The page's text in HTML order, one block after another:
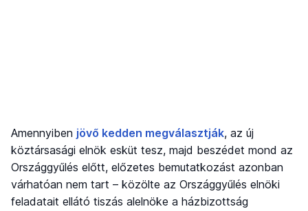
Amennyiben jövő kedden megválasztják, az új
köztársasági elnök esküt tesz, majd beszédet mond az
Országgyűlés előtt, előzetes bemutatkozást azonban
várhatóan nem tart – közölte az Országgyűlés elnöki
feladatait ellátó tiszás alelnöke a házbizottság